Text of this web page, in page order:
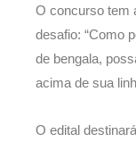
O concurso tem
desafio: “Como
de bengala,
acima de sua
O edital